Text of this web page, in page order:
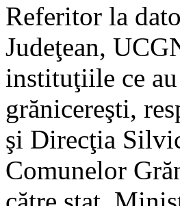
Referitor la
Judeţean,
instituţiile ce
grănicereşti,
şi Direcţia
Comunelor